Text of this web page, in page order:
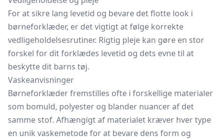
For at sikre lang levetid og bevare det flotte look i
børneforklæder, er det vigtigt at følge korrekte
vedligeholdelsesrutiner. Rigtig pleje kan gøre en stor
forskel for dit forklædes levetid og dets evne til at
beskytte dit barns tøj.
Vaskeanvisninger
Børneforklæder fremstilles ofte i forskellige materialer
som bomuld, polyester og blander nuancer af det
samme stof. Afhængigt af materialet kræver hver type
en unik vaskemetode for at bevare dens form og